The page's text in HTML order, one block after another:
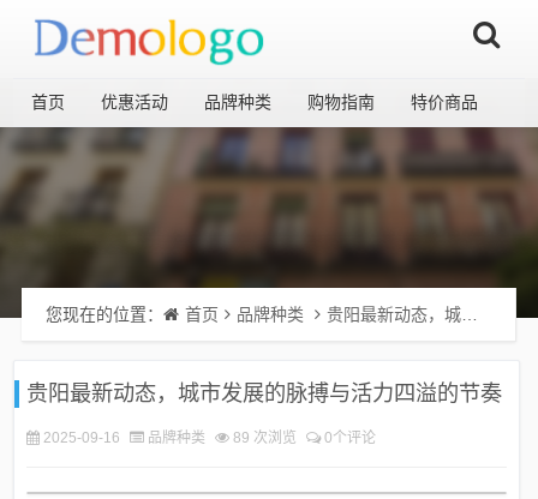
首页 优惠活动 品牌种类 购物指南 特价商品
您现在的位置： 首页 品牌种类 贵阳最新动态，城市发展的脉搏与活力四溢的节奏
贵阳最新动态，城市发展的脉搏与活力四溢的节奏
2025-09-16 品牌种类 89 次浏览 0个评论